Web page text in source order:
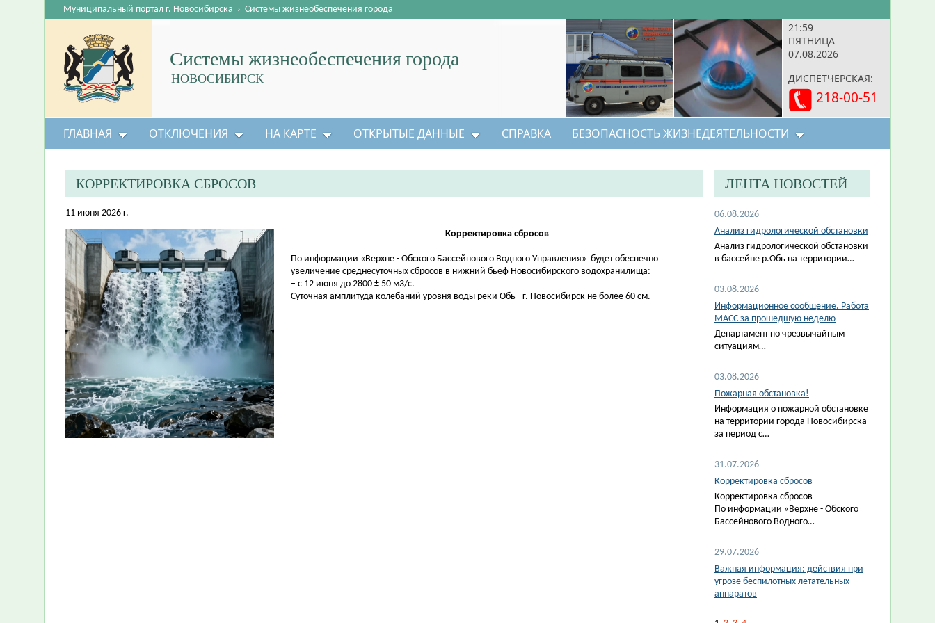
21:59
ПЯТНИЦА
07.08.2026
ДИСПЕТЧЕРСКАЯ:
218-00-51
Системы жизнеобеспечения города
НОВОСИБИРСК
Муниципальный портал г. Новосибирска › Системы жизнеобеспечения города
ГЛАВНАЯ ОТКЛЮЧЕНИЯ НА КАРТЕ ОТКРЫТЫЕ ДАННЫЕ СПРАВКА БЕЗОПАСНОСТЬ ЖИЗНЕДЕЯТЕЛЬНОСТИ
КОРРЕКТИРОВКА СБРОСОВ
11 июня 2026 г.
Корректировка сбросов
По информации «Верхне - Обского Бассейнового Водного Управления» будет обеспечно
увеличение среднесуточных сбросов в нижний бьеф Новосибирского водохранилища:
– с 12 июня до 2800 ± 50 м3/с.
Суточная амплитуда колебаний уровня воды реки Обь - г. Новосибирск не более 60 см.
ЛЕНТА НОВОСТЕЙ
06.08.2026
Анализ гидрологической обстановки
Анализ гидрологической обстановки
в бассейне р.Обь на территории…
03.08.2026
Информационное сообщение. Работа
МАСС за прошедшую неделю
Департамент по чрезвычайным
ситуациям…
03.08.2026
Пожарная обстановка!
Информация о пожарной обстановке
на территории города Новосибирска
за период с…
31.07.2026
Корректировка сбросов
Корректировка сбросов
По информации «Верхне - Обского
Бассейнового Водного…
29.07.2026
Важная информация: действия при
угрозе беспилотных летательных
аппаратов